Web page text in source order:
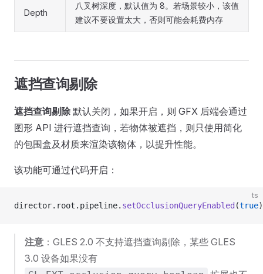
Depth
八叉树深度，默认值为 8。若场景较小，该值
建议不要设置太大，否则可能会耗费内存
遮挡查询剔除
遮挡查询剔除 默认关闭，如果开启，则 GFX 后端会通过
图形 API 进行遮挡查询，若物体被遮挡，则只使用简化
的包围盒及材质来渲染该物体，以提升性能。
该功能可通过代码开启：
ts
director.root.pipeline. setOcclusionQueryEnabled (true
注意 ：GLES 2.0 不支持遮挡查询剔除，某些 GLES
3.0 设备如果没有